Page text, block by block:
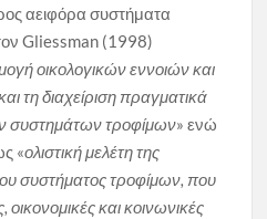
αειφόρα συστήματα
Gliessman (1998)
οικολογικών εννοιών και
τη διαχείριση πραγματικά
συστημάτων τροφίμων» ενώ
«ολιστική μελέτη της
συστήματος τροφίμων, που
οικονομικές και κοινωνικές